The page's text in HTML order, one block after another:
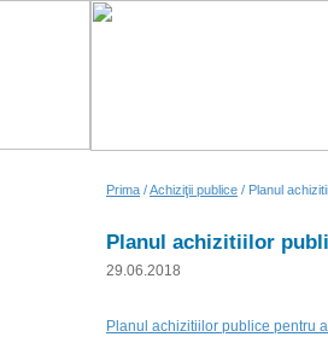
Prima /Achiziţii publice / Planul
Planul achizitiilor
29.06.2018
Planul achizitiilor publice pentru